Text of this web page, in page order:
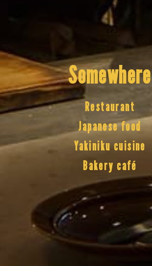
Somewhere
Restaurant
Japanese food
Yakiniku cuisine
Bakery café